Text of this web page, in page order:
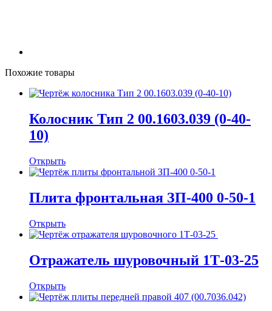
Похожие товары
Колосник Тип 2 00.1603.039 (0-40-
10)
Открыть
Плита фронтальная ЗП-400 0-50-1
Открыть
Отражатель шуровочный 1Т-03-25
Открыть